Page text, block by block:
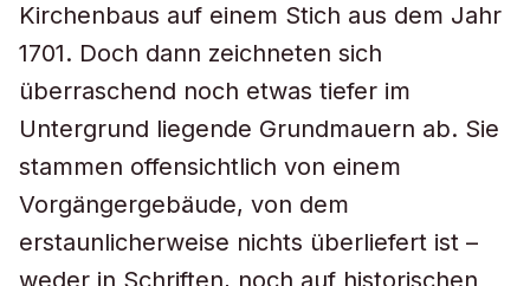
Kirchenbaus auf einem Stich aus dem Jahr
1701. Doch dann zeichneten sich
überraschend noch etwas tiefer im
Untergrund liegende Grundmauern ab. Sie
stammen offensichtlich von einem
Vorgängergebäude, von dem
erstaunlicherweise nichts überliefert ist –
weder in Schriften, noch auf historischen